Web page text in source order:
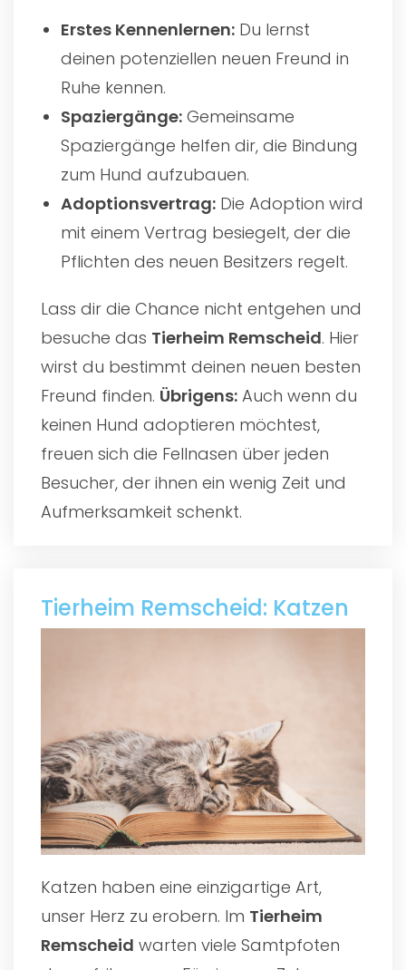
Erstes Kennenlernen: Du lernst
deinen potenziellen neuen Freund in
Ruhe kennen.
Spaziergänge: Gemeinsame
Spaziergänge helfen dir, die Bindung
zum Hund aufzubauen.
Adoptionsvertrag: Die Adoption wird
mit einem Vertrag besiegelt, der die
Pflichten des neuen Besitzers regelt.
Lass dir die Chance nicht entgehen und
besuche das Tierheim Remscheid. Hier
wirst du bestimmt deinen neuen besten
Freund finden. Übrigens: Auch wenn du
keinen Hund adoptieren möchtest,
freuen sich die Fellnasen über jeden
Besucher, der ihnen ein wenig Zeit und
Aufmerksamkeit schenkt.
Tierheim Remscheid: Katzen
Katzen haben eine einzigartige Art,
unser Herz zu erobern. Im Tierheim
Remscheid warten viele Samtpfoten